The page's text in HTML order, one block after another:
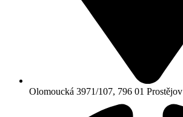
Olomoucká 3971/107, 796 01 Prostějov